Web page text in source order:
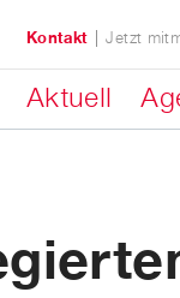
Aktuell
Kontakt Jetzt